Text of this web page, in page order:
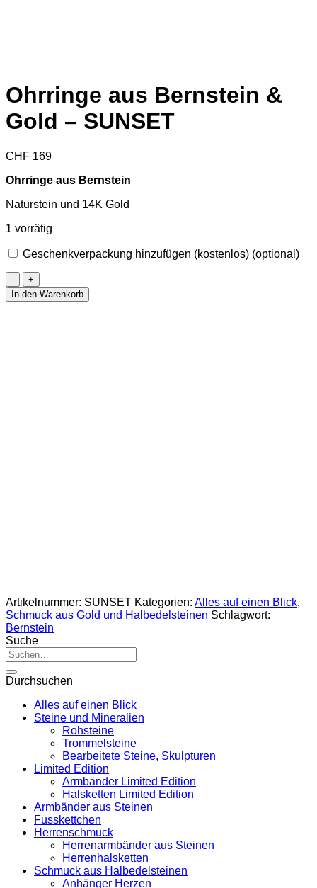
Ohrringe aus Bernstein &
Gold – SUNSET
CHF 169
Ohrringe aus Bernstein
Naturstein und 14K Gold
1 vorrätig
Geschenkverpackung hinzufügen (kostenlos) (optional)
Ohrringe
aus
Bernstein
In den Warenkorb
Artikelnummer: SUNSET Kategorien: Alles auf einen Blick,
Schmuck aus Gold und Halbedelsteinen Schlagwort:
Bernstein
Suche
Suche
nach:
Durchsuchen
Alles auf einen Blick
Steine und Mineralien
Rohsteine
Trommelsteine
Bearbeitete Steine, Skulpturen
Limited Edition
Armbänder Limited Edition
Halsketten Limited Edition
Armbänder aus Steinen
Fusskettchen
Herrenschmuck
Herrenarmbänder aus Steinen
Herrenhalsketten
Schmuck aus Halbedelsteinen
Anhänger Herzen